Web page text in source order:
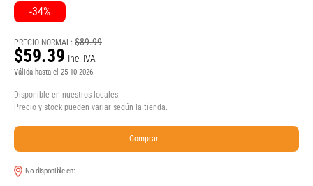
-34%
PRECIO NORMAL: $89.99
$59.39 Inc. IVA
Válida hasta el 25-10-2026.
Disponible en nuestros locales.
Precio y stock pueden variar según la tienda.
Comprar
No disponible en: